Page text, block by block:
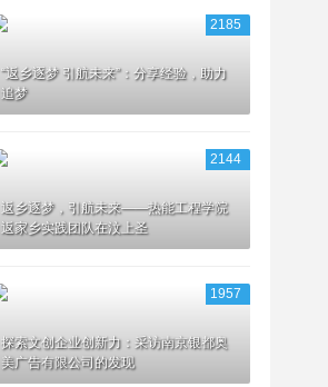
2185
“返乡逐梦 引航未来”：分享经验，助力
追梦
2144
返乡逐梦，引航未来——热能工程学院
返家乡实践团队在汶上圣
1957
探索文创企业创新力：采访南京银都奥
美广告有限公司的发现